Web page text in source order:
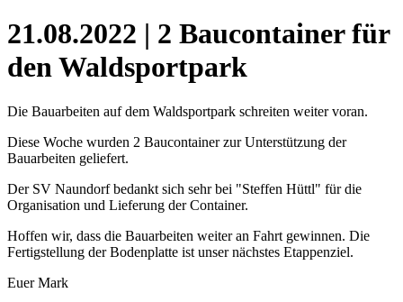
21.08.2022 | 2 Baucontainer für
den Waldsportpark
Die Bauarbeiten auf dem Waldsportpark schreiten weiter voran.
Diese Woche wurden 2 Baucontainer zur Unterstützung der
Bauarbeiten geliefert.
Der SV Naundorf bedankt sich sehr bei "Steffen Hüttl" für die
Organisation und Lieferung der Container.
Hoffen wir, dass die Bauarbeiten weiter an Fahrt gewinnen. Die
Fertigstellung der Bodenplatte ist unser nächstes Etappenziel.
Euer Mark